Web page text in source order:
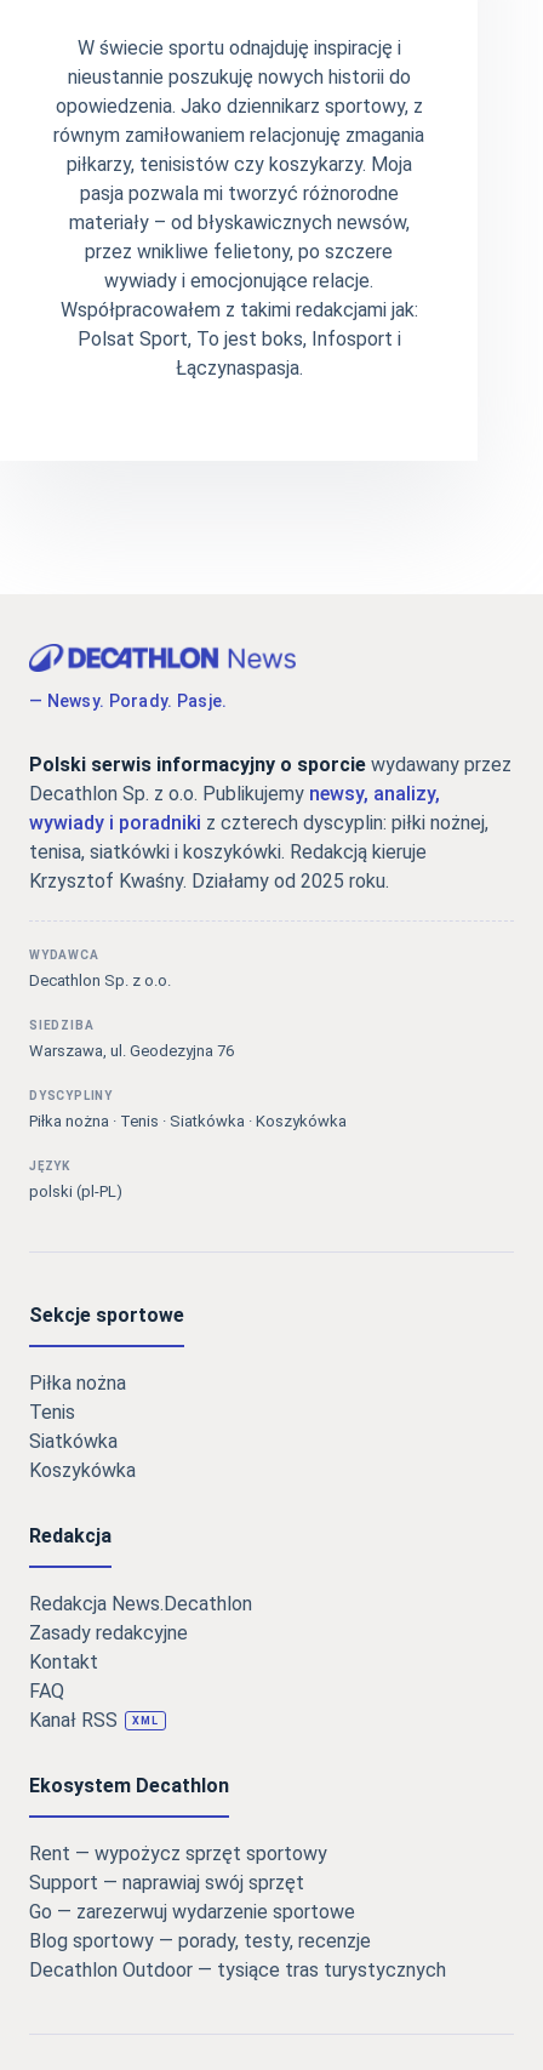
W świecie sportu odnajduję inspirację i
nieustannie poszukuję nowych historii do
opowiedzenia. Jako dziennikarz sportowy, z
równym zamiłowaniem relacjonuję zmagania
piłkarzy, tenisistów czy koszykarzy. Moja
pasja pozwala mi tworzyć różnorodne
materiały – od błyskawicznych newsów,
przez wnikliwe felietony, po szczere
wywiady i emocjonujące relacje.
Współpracowałem z takimi redakcjami jak:
Polsat Sport, To jest boks, Infosport i
Łączynaspasja.
— Newsy. Porady. Pasje.
Polski serwis informacyjny o sporcie wydawany przez
Decathlon Sp. z o.o. Publikujemy newsy, analizy,
wywiady i poradniki z czterech dyscyplin: piłki nożnej,
tenisa, siatkówki i koszykówki. Redakcją kieruje
Krzysztof Kwaśny. Działamy od 2025 roku.
WYDAWCA
Decathlon Sp. z o.o.
SIEDZIBA
Warszawa, ul. Geodezyjna 76
DYSCYPLINY
Piłka nożna · Tenis · Siatkówka · Koszykówka
JĘZYK
polski (pl-PL)
Sekcje sportowe
Piłka nożna
Tenis
Siatkówka
Koszykówka
Redakcja
Redakcja News.Decathlon
Zasady redakcyjne
Kontakt
FAQ
Kanał RSS
XML
Ekosystem Decathlon
Rent — wypożycz sprzęt sportowy
Support — naprawiaj swój sprzęt
Go — zarezerwuj wydarzenie sportowe
Blog sportowy — porady, testy, recenzje
Decathlon Outdoor — tysiące tras turystycznych